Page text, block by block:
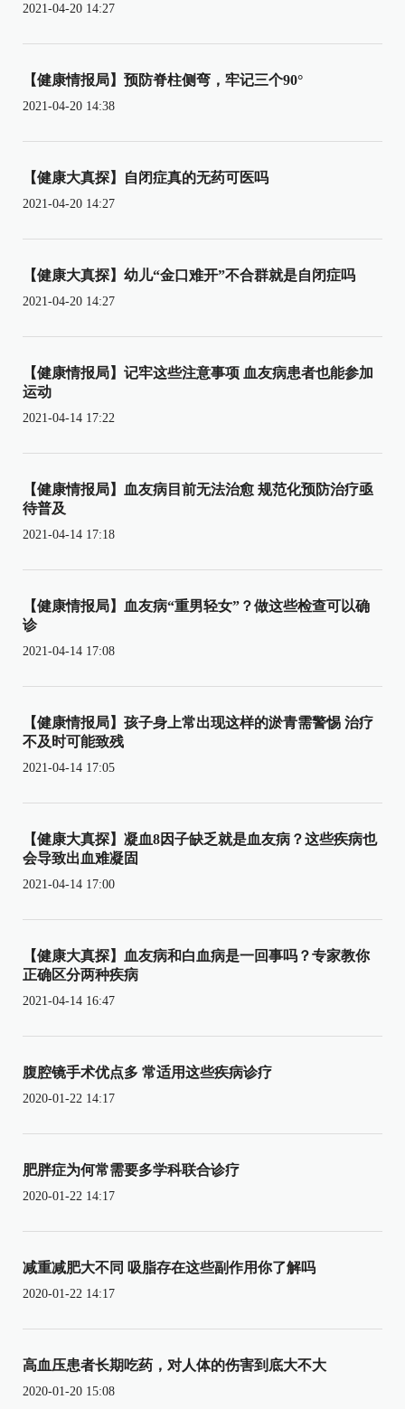
2021-04-20 14:27
【健康情报局】预防脊柱侧弯，牢记三个90°
2021-04-20 14:38
【健康大真探】自闭症真的无药可医吗
2021-04-20 14:27
【健康大真探】幼儿“金口难开”不合群就是自闭症吗
2021-04-20 14:27
【健康情报局】记牢这些注意事项 血友病患者也能参加
运动
2021-04-14 17:22
【健康情报局】血友病目前无法治愈 规范化预防治疗亟
待普及
2021-04-14 17:18
【健康情报局】血友病“重男轻女”？做这些检查可以确
诊
2021-04-14 17:08
【健康情报局】孩子身上常出现这样的淤青需警惕 治疗
不及时可能致残
2021-04-14 17:05
【健康大真探】凝血8因子缺乏就是血友病？这些疾病也
会导致出血难凝固
2021-04-14 17:00
【健康大真探】血友病和白血病是一回事吗？专家教你
正确区分两种疾病
2021-04-14 16:47
腹腔镜手术优点多 常适用这些疾病诊疗
2020-01-22 14:17
肥胖症为何常需要多学科联合诊疗
2020-01-22 14:17
减重减肥大不同 吸脂存在这些副作用你了解吗
2020-01-22 14:17
高血压患者长期吃药，对人体的伤害到底大不大
2020-01-20 15:08